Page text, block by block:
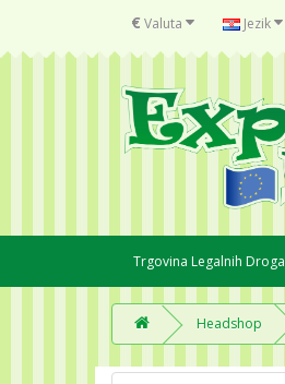
€ Valuta Jezik
Trgovina Legalnih Droga
Headshop